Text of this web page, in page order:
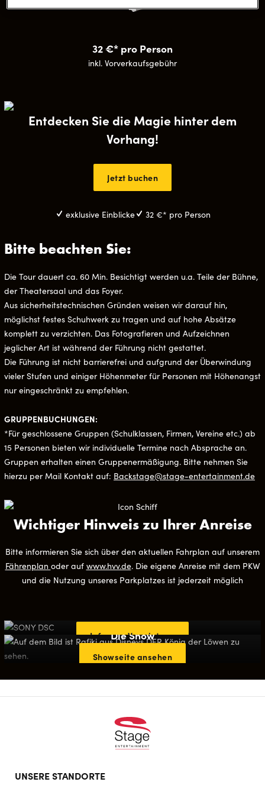
32 €* pro Person
inkl. Vorverkaufsgebühr
Entdecken Sie die Magie hinter dem
Vorhang!
Jetzt buchen
exklusive Einblicke 32 €* pro Person
Bitte beachten Sie:
Die Tour dauert ca. 60 Min. Besichtigt werden u.a. Teile der Bühne,
der Theatersaal und das Foyer.
Aus sicherheitstechnischen Gründen weisen wir darauf hin,
möglichst festes Schuhwerk zu tragen und auf hohe Absätze
komplett zu verzichten. Das Fotografieren und Aufzeichnen
jeglicher Art ist während der Führung nicht gestattet.
Die Führung ist nicht barrierefrei und aufgrund der Überwindung
vieler Stufen und einiger Höhenmeter für Personen mit Höhenangst
nur eingeschränkt zu empfehlen.
GRUPPENBUCHUNGEN:
*Für geschlossene Gruppen (Schulklassen, Firmen, Vereine etc.) ab
15 Personen bieten wir individuelle Termine nach Absprache an.
Gruppen erhalten einen Gruppenermäßigung. Bitte nehmen Sie
hierzu per Mail Kontakt auf: Backstage@stage-entertainment.de
Wichtiger Hinweis zu Ihrer Anreise
Bitte informieren Sie sich über den aktuellen Fahrplan auf unserem
Fährenplan oder auf www.hvv.de. Die eigene Anreise mit dem PKW
und die Nutzung unseres Parkplatzes ist jederzeit möglich
In unserem Theater können auch Sie im Rampenlicht stehen.
Infos zur Vermietung
Die Show
Showseite ansehen
UNSERE STANDORTE